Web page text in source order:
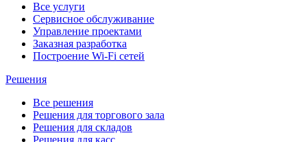
Все услуги
Сервисное обслуживание
Управление проектами
Заказная разработка
Построение Wi-Fi сетей
Решения
Все решения
Решения для торгового зала
Решения для складов
Решения для касс